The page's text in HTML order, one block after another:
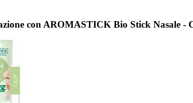
con AROMASTICK Bio Stick Nasale -